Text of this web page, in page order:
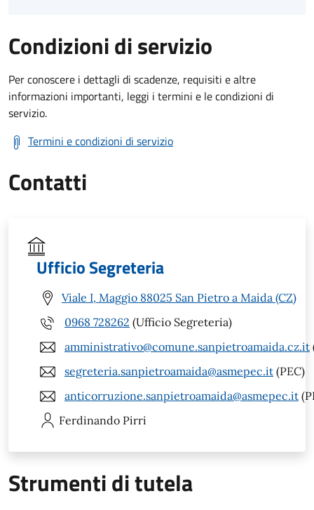
Condizioni di servizio
Per conoscere i dettagli di scadenze, requisiti e altre
informazioni importanti, leggi i termini e le condizioni di
servizio.
Termini e condizioni di servizio
Contatti
Ufficio Segreteria
Viale I, Maggio 88025 San Pietro a Maida (CZ)
0968 728262 (Ufficio Segreteria)
amministrativo@comune.sanpietroamaida.cz.it
segreteria.sanpietroamaida@asmepec.it (PEC)
anticorruzione.sanpietroamaida@asmepec.it
Ferdinando Pirri
Strumenti di tutela